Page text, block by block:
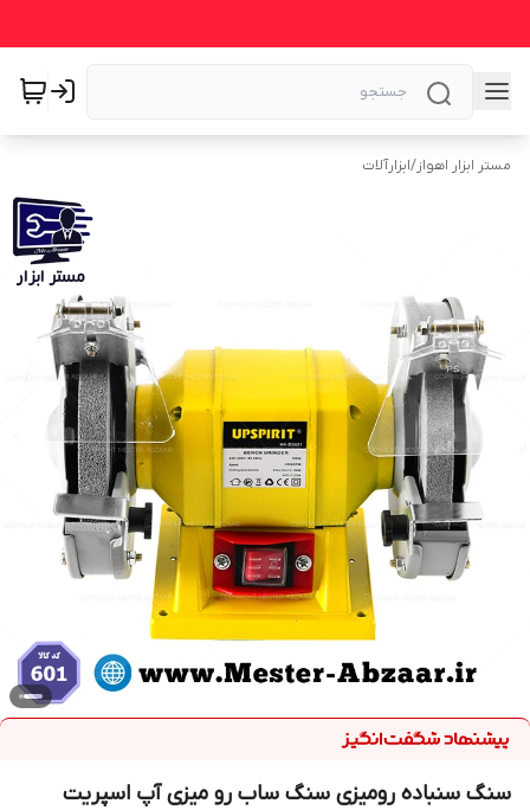
مستر ابزار اهواز/ابزارآلات
سنگ سنباده رومیزی سنگ ساب رو میزی آپ اسپریت